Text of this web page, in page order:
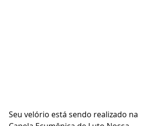
Seu velório está sendo realizado na